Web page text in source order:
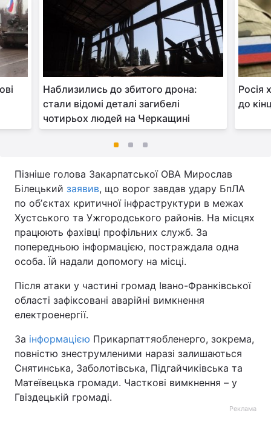
Наблизились до збитого дрона:
стали відомі деталі загибелі
чотирьох людей на Черкащині
Росія
до
Пізніше голова Закарпатської ОВА Мирослав
Білецький заявив, що ворог завдав удару БпЛА
по обʼєктах критичної інфраструктури в межах
Хустського та Ужгородського районів. На місцях
працюють фахівці профільних служб. За
попередньою інформацією, постраждала одна
особа. Їй надали допомогу на місці.
Після атаки у частині громад Івано-Франківської
області зафіксовані аварійні вимкнення
електроенергії.
За інформацією Прикарпаттяобленерго, зокрема,
повністю знеструмленими наразі залишаються
Снятинська, Заболотівська, Підгайчиківська та
Матеївецька громади. Часткові вимкнення – у
Гвіздецькій громаді.
Реклама